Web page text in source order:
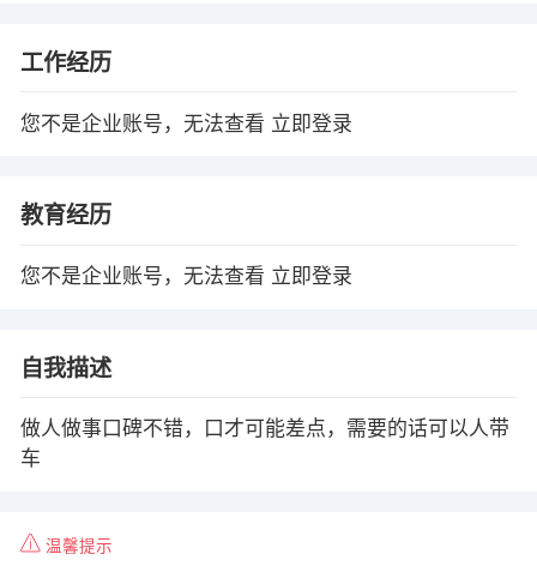
工作经历
您不是企业账号，无法查看 立即登录
教育经历
您不是企业账号，无法查看 立即登录
自我描述
做人做事口碑不错，口才可能差点，需要的话可以人带
车
温馨提示